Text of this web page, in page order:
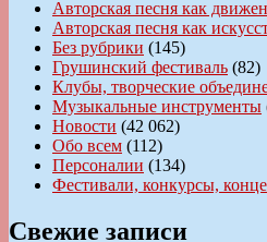
Авторская песня как
Авторская песня как
Без рубрики (145)
Грушинский фестиваль (82)
Клубы, творческие
Музыкальные инструменты
Новости (42 062)
Обо всем (112)
Персоналии (134)
Фестивали, конкурсы,
Свежие записи